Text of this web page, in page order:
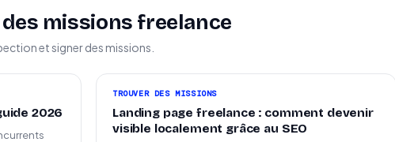
CTO ou Founding Engineer appréciée
missions freelance
et signer des missions.
2026
TROUVER DES MISSIONS
Landing page freelance : comment devenir
visible localement grâce au SEO